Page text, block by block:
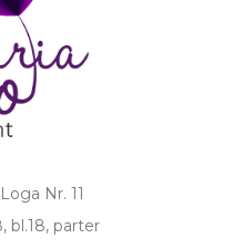
Nr. 11
bl.18, parter